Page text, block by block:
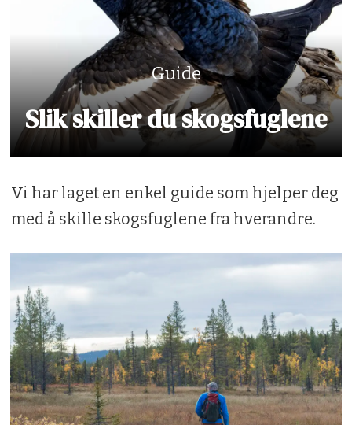
Guide
Slik skiller du skogsfuglene
Vi har laget en enkel guide som hjelper deg
med å skille skogsfuglene fra hverandre.